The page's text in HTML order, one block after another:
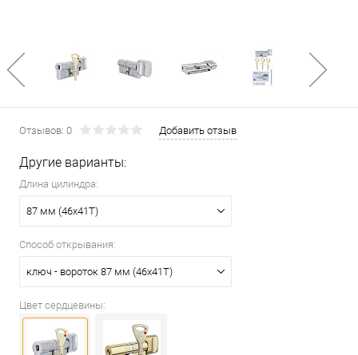
Отзывов: 0 Добавить отзыв
Другие варианты:
Длина цилиндра:
87 мм (46x41T)
Способ открывания:
ключ - вороток 87 мм (46x41T)
Цвет сердцевины: